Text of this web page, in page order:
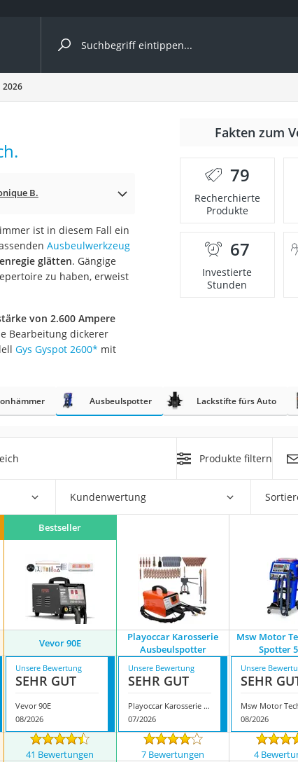
nach Kategorie
(4 Fahrräder)
2026
B.
ist in diesem Fall ein
Ausbeulwerkzeug
glätten. Gängige
zu haben, erweist
von 2.600 Ampere
Bearbeitung dickerer
Gys Gyspot 2600* mit
Fakten zum
79
Recherchierte
Produkte
67
Investierte
Stunden
Ausbeulspotter Lackstifte fürs Auto
Produkte filtern
Kundenwertung
Bestseller
Vevor 90E
Playoccar Karosserie
Ausbeulspotter
Msw Motor
Spotter
Unsere Bewertung
SEHR GUT
Vevor 90E
08/2026
Unsere Bewertung
SEHR GUT
Playoccar Karosserie Ausbeulspotter
07/2026
Unsere
SEHR
08/2026
41 Bewertungen 7 Bewertungen 4